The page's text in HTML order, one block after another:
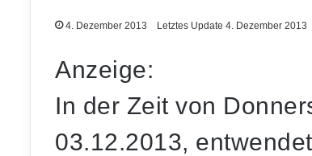
4. Dezember 2013 Letztes Update 4. Dezember 2013
Anzeige:
In der Zeit von
03.12.2013,